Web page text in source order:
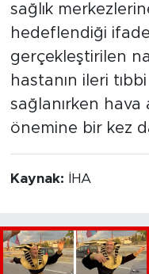
sağlık
hedeflendiği
gerçekleştirilen
hastanın ileri
sağlanırken hava
önemine bir kez
Kaynak: İHA